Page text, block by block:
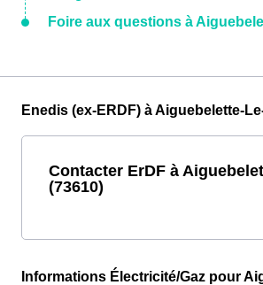
Foire aux questions à
Enedis (ex-ERDF) à Aiguebelette-
Contacter ErDF à
(73610)
Informations Électricité/Gaz pour